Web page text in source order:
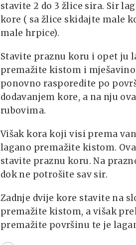
stavite 2 do 3 žlice sira. Sir
kore ( sa žlice skidajte male
male hrpice).
Stavite praznu koru i opet ju
premažite kistom i
ponovno rasporedite po
dodavanjem kore, a na nju
rubovima.
Višak kora koji visi prema
lagano premažite kistom.
stavite praznu koru. Na
dok ne potrošite sav sir.
Zadnje dvije kore stavite na
premažite kistom, a višak
premažite površinu te je